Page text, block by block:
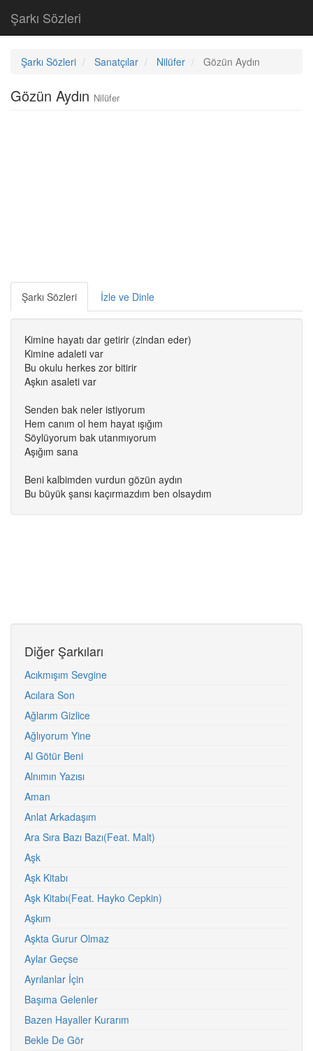
Şarkı Sözleri
Şarkı Sözleri Sanatçılar Nilüfer Gözün Aydın
Gözün Aydın Nilüfer
Şarkı Sözleri İzle ve Dinle
Kimine hayatı dar getirir (zindan eder)
Kimine adaleti var
Bu okulu herkes zor bitirir
Aşkın asaleti var
Senden bak neler istiyorum
Hem canım ol hem hayat ışığım
Söylüyorum bak utanmıyorum
Aşığım sana
Beni kalbimden vurdun gözün aydın
Bu büyük şansı kaçırmazdım ben olsaydım
Diğer Şarkıları
Acıkmışım Sevgine
Acılara Son
Ağlarım Gizlice
Ağlıyorum Yine
Al Götür Beni
Alnımın Yazısı
Aman
Anlat Arkadaşım
Ara Sıra Bazı Bazı(Feat. Malt)
Aşk
Aşk Kitabı
Aşk Kitabı(Feat. Hayko Cepkin)
Aşkım
Aşkta Gurur Olmaz
Aylar Geçse
Ayrılanlar İçin
Başıma Gelenler
Bazen Hayaller Kurarım
Bekle De Gör